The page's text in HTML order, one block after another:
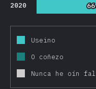
2020
Useino
O coñezo
Nunca he oín